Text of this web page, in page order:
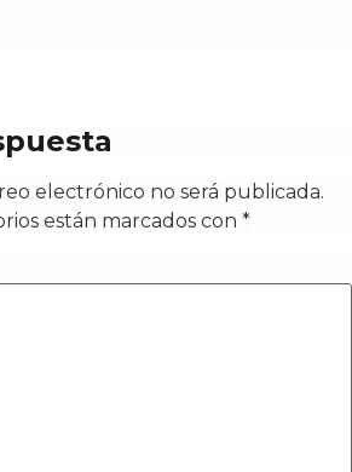
electrónico no será publicada.
están marcados con *